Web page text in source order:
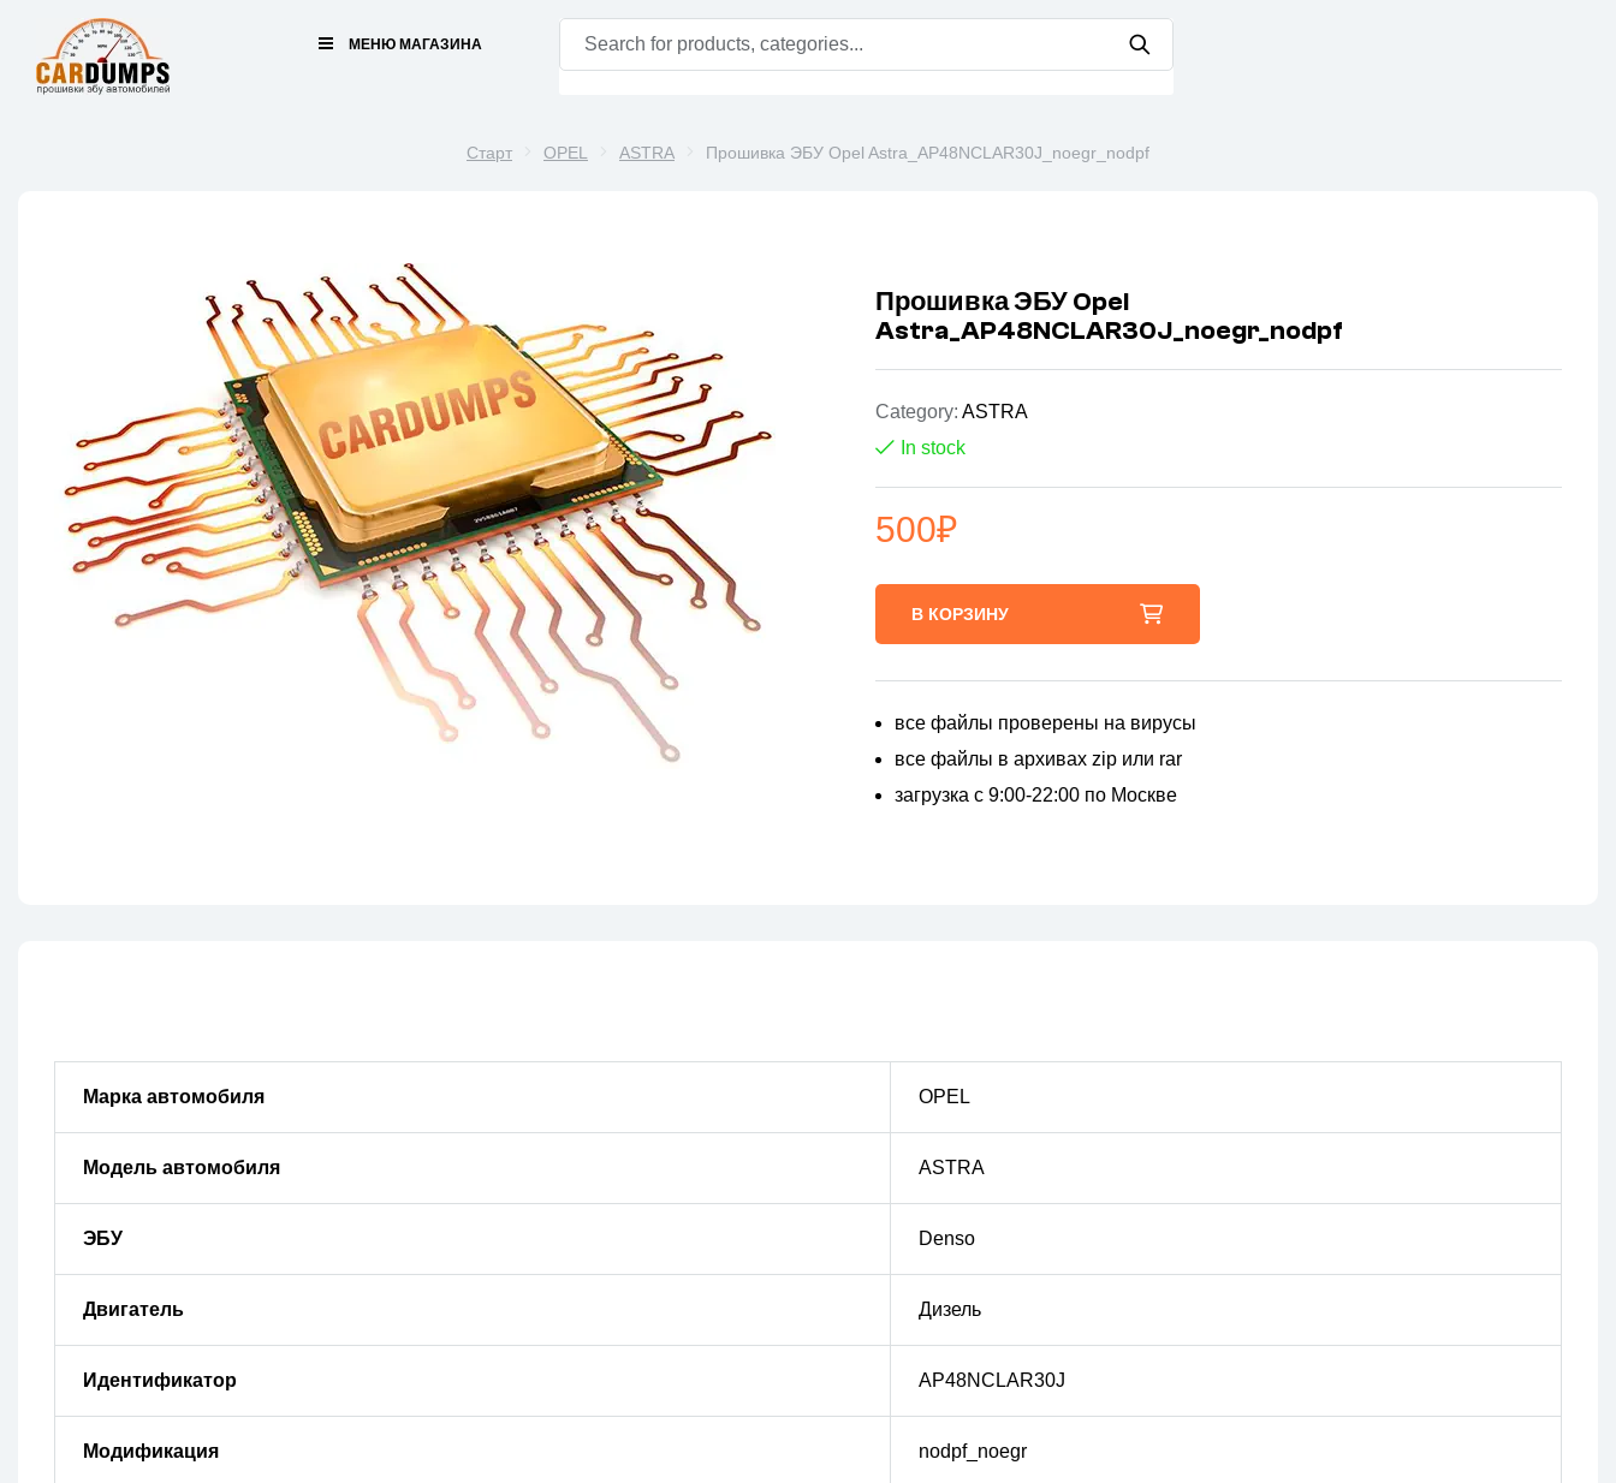
МЕНЮ МАГАЗИНА
Старт OPEL ASTRA Прошивка ЭБУ Opel Astra_AP48NCLAR30J_noegr_nodpf
Прошивка ЭБУ Opel
Astra_AP48NCLAR30J_noegr_nodpf
Category:ASTRA
In stock
500₽
В КОРЗИНУ
все файлы проверены на вирусы
все файлы в архивах zip или rar
загрузка с 9:00-22:00 по Москве
Марка автомобиля OPEL
Модель автомобиля ASTRA
ЭБУ Denso
Двигатель Дизель
Идентификатор AP48NCLAR30J
Модификация nodpf_noegr